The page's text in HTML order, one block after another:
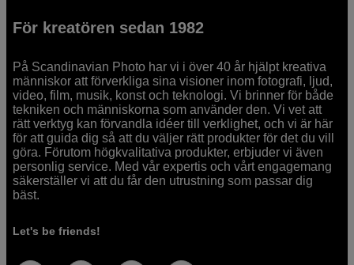
För kreatören sedan 1982
På Scandinavian Photo har vi i över 40 år hjälpt kreativa
människor att förverkliga sina visioner inom fotografi, ljud,
video, film, musik, konst och teknologi. Vi brinner för både
tekniken och människorna som använder den. Vi vet att
rätt verktyg kan förvandla idéer till verklighet, och vi är här
för att guida dig så att du väljer rätt produkter för det du vill
göra. Förutom högkvalitativa produkter, erbjuder vi även
personlig service. Med vår expertis och vårt engagemang
säkerställer vi att du får den utrustning som passar dig
bäst.
Let's be friends!